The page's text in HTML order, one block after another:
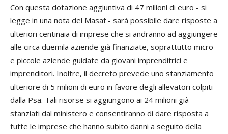
Con questa dotazione aggiuntiva di 47 milioni di euro - si
legge in una nota del Masaf - sarà possibile dare risposte a
ulteriori centinaia di imprese che si andranno ad aggiungere
alle circa duemila aziende già finanziate, soprattutto micro
e piccole aziende guidate da giovani imprenditrici e
imprenditori. Inoltre, il decreto prevede uno stanziamento
ulteriore di 5 milioni di euro in favore degli allevatori colpiti
dalla Psa. Tali risorse si aggiungono ai 24 milioni già
stanziati dal ministero e consentiranno di dare risposta a
tutte le imprese che hanno subito danni a seguito della